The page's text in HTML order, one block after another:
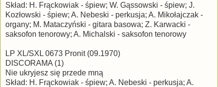
Skład: H. Frąckowiak - śpiew; W. Gąssowski - śpiew; J.
Kozłowski - śpiew; A. Nebeski - perkusja; A. Mikołajczak -
organy; M. Mataczyński - gitara basowa; Z. Karwacki -
saksofon tenorowy; A. Michalski - saksofon tenorowy
LP XL/SXL 0673 Pronit (09.1970)
DISCORAMA (1)
Nie ukryjesz się przede mną
Skład: H. Frąckowiak - śpiew; A. Nebeski - perkusja; A.